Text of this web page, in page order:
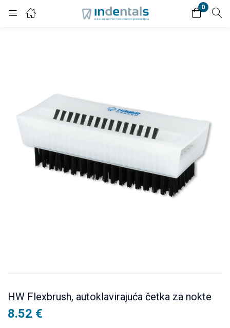
0
Login
Lost password?
HW Flexbrush, autoklavirajuća četka za nokte
8.52 €